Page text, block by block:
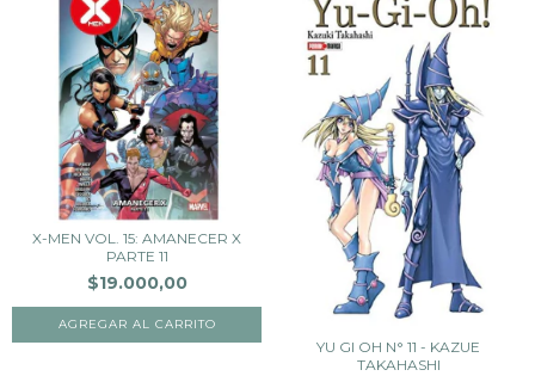
X-MEN VOL. 15: AMANECER X
PARTE 11
$19.000,00
YU GI OH N° 11 - KAZUE
TAKAHASHI